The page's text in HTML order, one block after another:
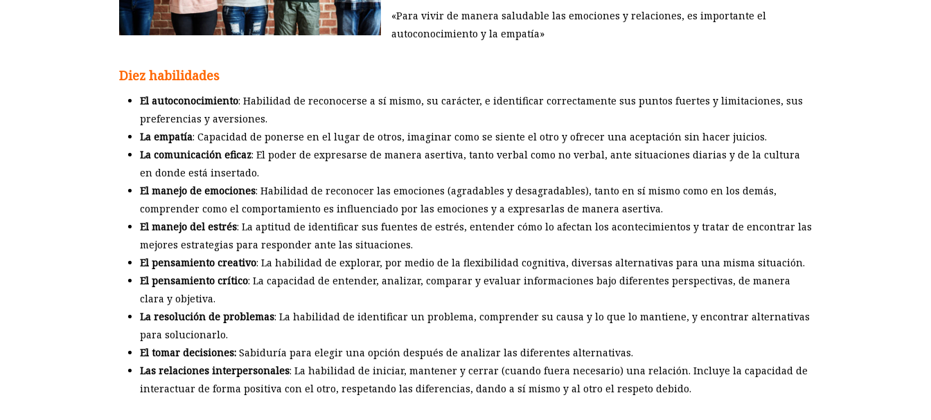
«Para vivir de manera saludable las emociones y relaciones, es importante el
autoconocimiento y la empatía»
Diez habilidades
El autoconocimiento: Habilidad de reconocerse a sí mismo, su carácter, e identificar correctamente sus puntos fuertes y limitaciones, sus
preferencias y aversiones.
La empatía: Capacidad de ponerse en el lugar de otros, imaginar como se siente el otro y ofrecer una aceptación sin hacer juicios.
La comunicación eficaz: El poder de expresarse de manera asertiva, tanto verbal como no verbal, ante situaciones diarias y de la cultura
en donde está insertado.
El manejo de emociones: Habilidad de reconocer las emociones (agradables y desagradables), tanto en sí mismo como en los demás,
comprender como el comportamiento es influenciado por las emociones y a expresarlas de manera asertiva.
El manejo del estrés: La aptitud de identificar sus fuentes de estrés, entender cómo lo afectan los acontecimientos y tratar de encontrar las
mejores estrategias para responder ante las situaciones.
El pensamiento creativo: La habilidad de explorar, por medio de la flexibilidad cognitiva, diversas alternativas para una misma situación.
El pensamiento crítico: La capacidad de entender, analizar, comparar y evaluar informaciones bajo diferentes perspectivas, de manera
clara y objetiva.
La resolución de problemas: La habilidad de identificar un problema, comprender su causa y lo que lo mantiene, y encontrar alternativas
para solucionarlo.
El tomar decisiones: Sabiduría para elegir una opción después de analizar las diferentes alternativas.
Las relaciones interpersonales: La habilidad de iniciar, mantener y cerrar (cuando fuera necesario) una relación. Incluye la capacidad de
interactuar de forma positiva con el otro, respetando las diferencias, dando a sí mismo y al otro el respeto debido.